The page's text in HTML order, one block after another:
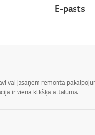
E-pasts
vai jāsaņem remonta
ir viena klikšķa attālumā.